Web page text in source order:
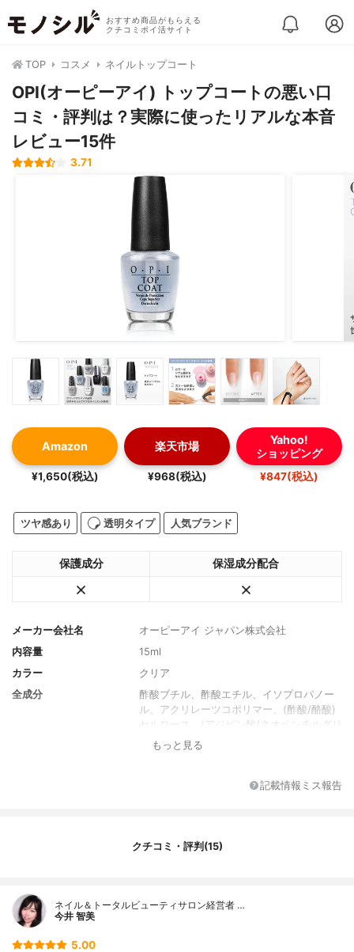
おすすめ商品がもらえる
クチコミポイ活サイト
TOP コスメ ネイルトップコート
OPI(オーピーアイ) トップコートの悪い口
コミ・評判は？実際に使ったリアルな本音
レビュー15件
3.71
Amazon
¥1,650(税込)
楽天市場
¥968(税込)
Yahoo!
ショッピング
¥847(税込)
ツヤ感あり 透明タイプ 人気ブランド
保護成分 保湿成分配合
メーカー会社名
オーピーアイ ジャパン株式会社
内容量
15ml
カラー
クリア
全成分
酢酸ブチル、酢酸エチル、イソプロパノー
ル、アクリレーツコポリマー、(酢酸/酪酸)
セルロース、(アジピン酸/ネオペンチルグリ
コール/無水トリメリト酸)コポリマー、ジイ
もっと見る
記載情報ミス報告
クチコミ・評判(15)
ネイル＆トータルビューティサロン経営者 …
今井 智美
5.00